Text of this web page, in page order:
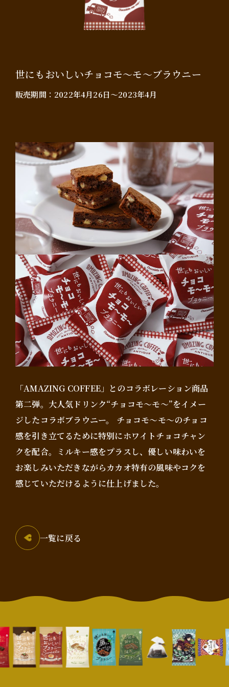
世にもおいしいチョコモ～モ～ブラウニー
販売期間： 2022年4月26日～2023年4月
「AMAZING COFFEE」とのコラボレーション商品
第二弾。大人気ドリンク“チョコモ～モ～”をイメー
ジしたコラボブラウニー。 チョコモ〜モ〜のチョコ
感を引き立てるために特別にホワイトチョコチャン
クを配合。ミルキー感をプラスし、優しい味わいを
お楽しみいただきながらカカオ特有の風味やコクを
感じていただけるように仕上げました。
一覧に戻る